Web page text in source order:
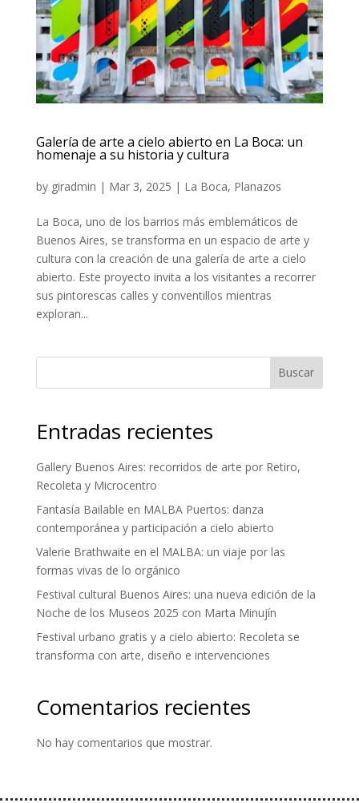
Galería de arte a cielo abierto en La Boca: un
homenaje a su historia y cultura
by giradmin | Mar 3, 2025 | La Boca, Planazos
La Boca, uno de los barrios más emblemáticos de
Buenos Aires, se transforma en un espacio de arte y
cultura con la creación de una galería de arte a cielo
abierto. Este proyecto invita a los visitantes a recorrer
sus pintorescas calles y conventillos mientras
exploran...
Buscar
Entradas recientes
Gallery Buenos Aires: recorridos de arte por Retiro,
Recoleta y Microcentro
Fantasía Bailable en MALBA Puertos: danza
contemporánea y participación a cielo abierto
Valerie Brathwaite en el MALBA: un viaje por las
formas vivas de lo orgánico
Festival cultural Buenos Aires: una nueva edición de la
Noche de los Museos 2025 con Marta Minujín
Festival urbano gratis y a cielo abierto: Recoleta se
transforma con arte, diseño e intervenciones
Comentarios recientes
No hay comentarios que mostrar.